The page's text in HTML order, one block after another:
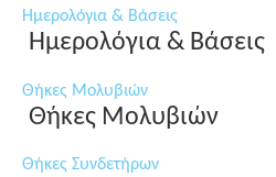
Ημερολόγια & Βάσεις
Ημερολόγια & Βάσεις
Θήκες Μολυβιών
Θήκες Μολυβιών
Θήκες Συνδετήρων